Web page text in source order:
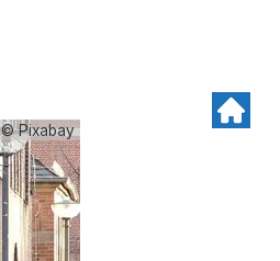
© Pixabay